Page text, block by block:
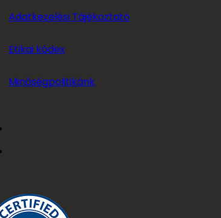
Adatkezelési Tájékoztató
Etikai kódex
Minőségpolitikánk